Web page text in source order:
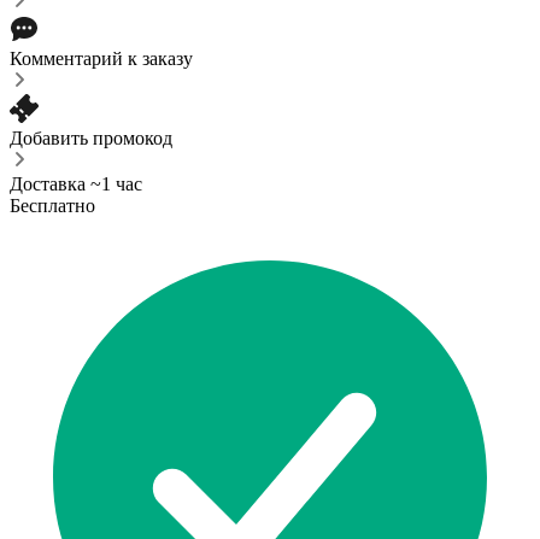
Комментарий к заказу
Добавить промокод
Доставка ~1 час
Бесплатно